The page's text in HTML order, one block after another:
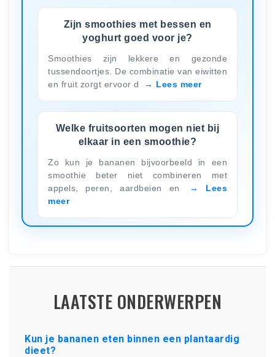
Zijn smoothies met bessen en
yoghurt goed voor je?
Smoothies zijn lekkere en gezonde
tussendoortjes. De combinatie van eiwitten
en fruit zorgt ervoor d
Lees meer
Welke fruitsoorten mogen niet bij
elkaar in een smoothie?
Zo kun je bananen bijvoorbeeld in een
smoothie beter niet combineren met
appels, peren, aardbeien en
Lees
meer
LAATSTE ONDERWERPEN
Kun je bananen eten binnen een plantaardig
dieet?